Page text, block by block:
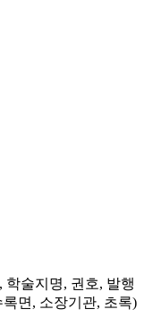
학술지명, 권호, 발행
면, 소장기관, 초록)